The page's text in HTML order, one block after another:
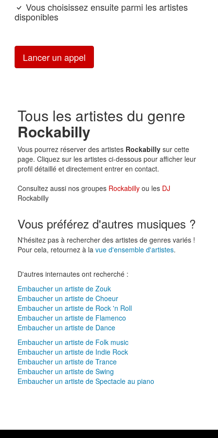
Vous choisissez ensuite parmi les artistes
disponibles
Lancer un appel
Tous les artistes du genre
Rockabilly
Vous pourrez réserver des artistes Rockabillysur cette
page. Cliquez sur les artistes ci-dessous pour afficher leur
profil détaillé et directement entrer en contact.
Consultez aussi nos groupes Rockabillyou les DJ
Rockabilly
Vous préférez d'autres musiques ?
N'hésitez pas à rechercher des artistes de genres variés !
Pour cela, retournez à la vue d'ensemble d'artistes.
D'autres internautes ont recherché :
Embaucher un artiste de Zouk
Embaucher un artiste de Choeur
Embaucher un artiste de Rock 'n Roll
Embaucher un artiste de Flamenco
Embaucher un artiste de Dance
Embaucher un artiste de Folk music
Embaucher un artiste de Indie Rock
Embaucher un artiste de Trance
Embaucher un artiste de Swing
Embaucher un artiste de Spectacle au piano